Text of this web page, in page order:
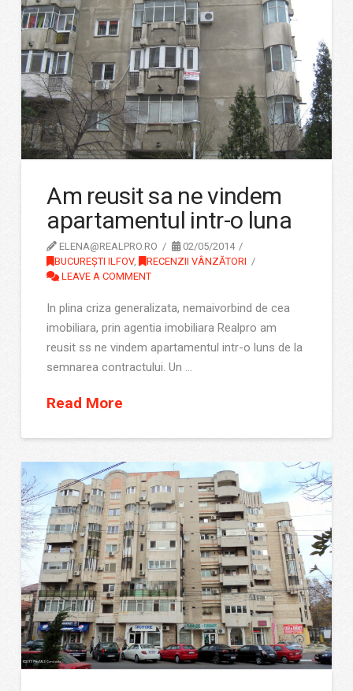
Am reusit sa ne vindem
apartamentul intr-o luna
ELENA@REALPRO.RO
02/05/2014
BUCUREȘTI ILFOV,
RECENZII VÂNZĂTORI
LEAVE A COMMENT
In plina criza generalizata, nemaivorbind de cea
imobiliara, prin agentia imobiliara Realpro am
reusit ss ne vindem apartamentul intr-o luns de la
semnarea contractului. Un …
Read More